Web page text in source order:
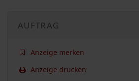
AUFTRAG
Anzeige merken
Anzeige drucken